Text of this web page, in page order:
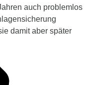
auch problemlos
damit aber später